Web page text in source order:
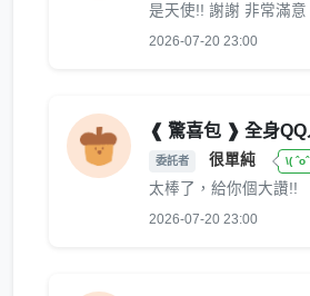
是天使!! 謝謝 非常滿意
2026-07-20 23:00
❰ 驚喜包 ❱ 全身QQ
委託者 很單純 \(
太棒了，給你個大讚!!
2026-07-20 23:00